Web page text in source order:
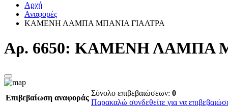
Αρχή
Αναφορές
ΚΑΜΕΝΗ ΛΑΜΠΑ ΜΠΑΝΙΑ ΓΙΑΛΤΡΑ
Αρ. 6650: ΚΑΜΕΝΗ ΛΑΜΠΑ
Επιβεβαίωση αναφοράς
Σύνολο επιβεβαιώσεων: 0
Παρακαλώ συνδεθείτε για να